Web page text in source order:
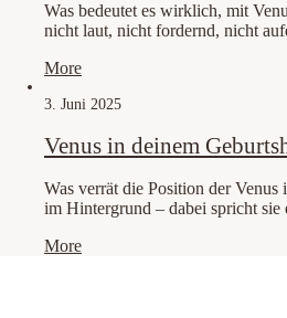
Was bedeutet es wirklich, mit
nicht laut, nicht fordernd, nicht
More
3. Juni 2025
Venus in deinem
Was verrät die Position der
im Hintergrund – dabei spricht
More